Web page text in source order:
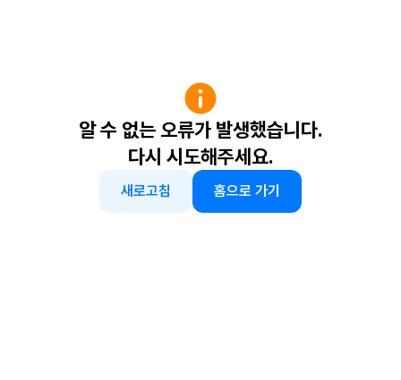
알 수 없는 오류가 발생했습니다.
다시 시도해주세요.
새로고침 홈으로 가기